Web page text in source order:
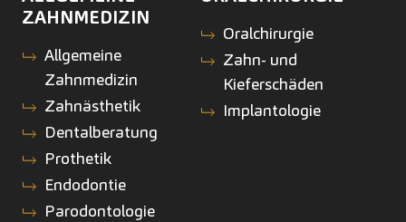
ZAHNMEDIZIN
Allgemeine
Zahnmedizin
Zahnästhetik
Dentalberatung
Prothetik
Endodontie
Parodontologie
Oralchirurgie
Zahn- und
Kieferschäden
Implantologie